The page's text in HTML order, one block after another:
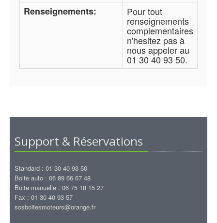
Renseignements:
Pour tout
renseignements
complementaires
n'hesitez pas à
nous appeler au
01 30 40 93 50.
Support & Réservations
Standard : 01 30 40 93 50
Boite auto : 06 89 66 67 48
Boite manuelle : 06 75 18 15 27
Fax : 01 30 40 93 57
sosboitesmoteurs@orange.fr